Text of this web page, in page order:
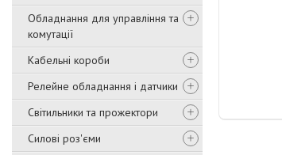
Обладнання для управління та
комутації
Кабельні короби
Релейне обладнання і датчики
Світильники та прожектори
Силові роз'єми